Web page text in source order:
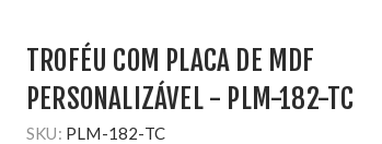
TROFÉU COM PLACA DE MDF
PERSONALIZÁVEL - PLM-182-TC
SKU: PLM-182-TC